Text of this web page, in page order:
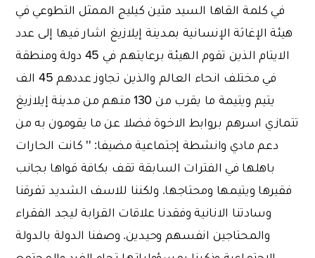
في كلمة القاها السيد متين كيليج الممثل التطوعي في
هيئة الإغاثة الإنسانية بمدينة إيلازيغ اشار فيها إلى عدد
الايتام الذين تقوم الهيئة برعايتهم في 45 دولة ومنطقة
في مختلف انحاء العالم والذين تجاوز عددهم 45 الف
يتيم ويتيمة ما يقرب من 130 منهم من مدينة إيلازيغ
تتمازي اسرهم بروابط الاخوة فضلا عن ما يقومون به من
دعم مادي وانشطة إجتماعية مضيفا: '' كانت الحارات
باهلها في الفترات السابقة تقف بكافة قواها بجانب
فقيرها ويتيمها ومحتاجها. ولكننا للاسف الشديد تفرقنا
وسادتنا الانانية وفقدنا علاقات القرابة ليجد الفقراء
والمحتاجين انفسهم وحيدين. وصفنا الدولة بالدولة